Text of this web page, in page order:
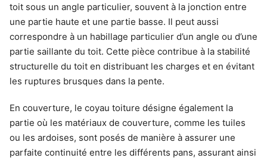
toit sous un angle particulier, souvent à la jonction entre
une partie haute et une partie basse. Il peut aussi
correspondre à un habillage particulier d’un angle ou d’une
partie saillante du toit. Cette pièce contribue à la stabilité
structurelle du toit en distribuant les charges et en évitant
les ruptures brusques dans la pente.
En couverture, le coyau toiture désigne également la
partie où les matériaux de couverture, comme les tuiles
ou les ardoises, sont posés de manière à assurer une
parfaite continuité entre les différents pans, assurant ainsi